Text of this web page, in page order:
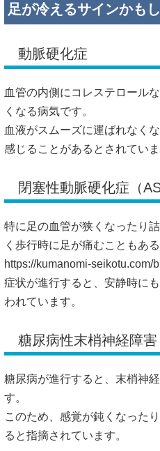
足が冷えるサインかも
動脈硬化症
血管の内側にコレステロール
くなる病気です。
血液がスムーズに運ばれなく
感じることがあるとされていま
閉塞性動脈硬化症（
特に足の血管が狭くなったり
く歩行時に足が痛むこともあ
https://kumanomi-seikotu.com/
症状が進行すると、安静時に
われています。
糖尿病性末梢神経障害
糖尿病が進行すると、末梢神
す。
このため、感覚が鈍くなった
ると指摘されています。